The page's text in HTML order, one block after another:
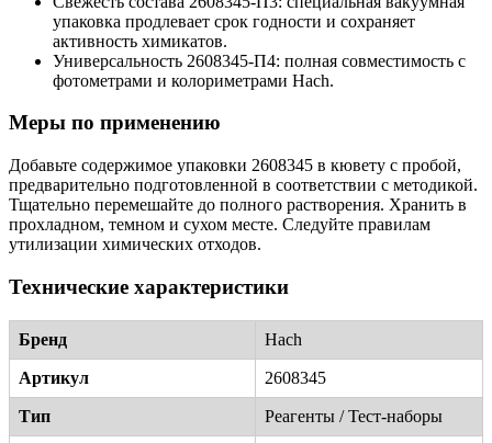
упаковка продлевает срок годности и сохраняет
активность химикатов.
Универсальность 2608345-П4: полная совместимость с
фотометрами и колориметрами Hach.
Меры по применению
Добавьте содержимое упаковки 2608345 в кювету с пробой,
предварительно подготовленной в соответствии с методикой.
Тщательно перемешайте до полного растворения. Хранить в
прохладном, темном и сухом месте. Следуйте правилам
утилизации химических отходов.
Технические характеристики
Бренд Hach
Артикул 2608345
Тип Реагенты / Тест-наборы